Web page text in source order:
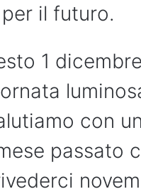
il futuro.
1
con un
passato